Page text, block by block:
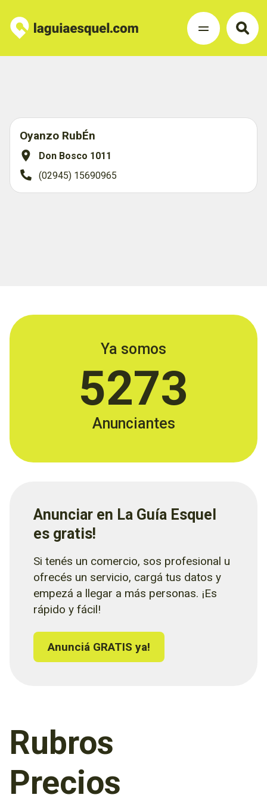
Oyanzo RubÉn
Don Bosco 1011
(02945) 15690965
Ya somos
5273
Anunciantes
Anunciar en La Guía Esquel
es gratis!
Si tenés un comercio, sos profesional u
ofrecés un servicio, cargá tus datos y
empezá a llegar a más personas. ¡Es
rápido y fácil!
Anunciá GRATIS ya!
Rubros
Precios